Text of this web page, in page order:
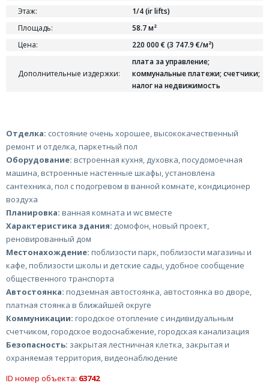
Этаж:
1/4 (ir lifts)
Площадь:
58.7 м²
Цена:
220 000 € (3 747.9 €/м²)
Дополнительные издержки:
плата за управление;
коммунальные платежи; cчетчики;
налог на недвижимость
Отделка: состояние очень хорошее, высококачественный
ремонт и отделка, паркетный пол
Оборудование: встроенная кухня, духовка, посудомоечная
машина, встроенные настенные шкафы, установлена
сантехника, пол с подогревом в ванной комнате, кондиционер
воздуха
Планировка: ванная комната и wc вместе
Характеристика здания: домофон, новый проект,
реновированный дом
Местонахождение: поблизости парк, поблизости магазины и
кафе, поблизости школы и детские сады, удобное сообщение
общественного транспорта
Автостоянка: подземная автостоянка, автостоянка во дворе,
платная стоянка в ближайшей округе
Коммуникации: городское отопление с индивидуальным
счетчиком, городское водоснабжение, городская канализация
Безопасность: закрытая лестничная клетка, закрытая и
охраняемая территория, видеонаблюдение
ID номер объекта: 63742